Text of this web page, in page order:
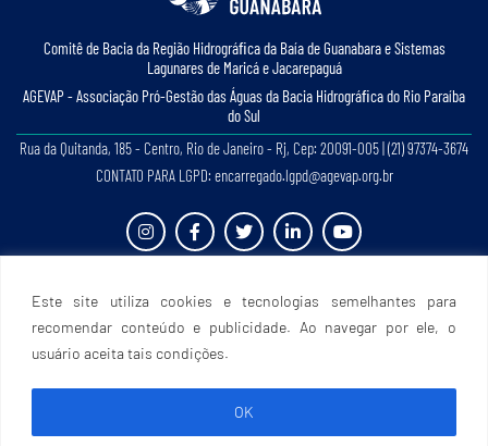
Este site utiliza cookies e tecnologias semelhantes para
recomendar conteúdo e publicidade. Ao navegar por ele, o
usuário aceita tais condições.
OK
Comitê de Bacia da Região Hidrográﬁca da Baía de Guanabara e Sistemas
Lagunares de Maricá e Jacarepaguá
AGEVAP - Associação Pró-Gestão das Águas da Bacia Hidrográﬁca do Rio Paraíba
do Sul
Rua da Quitanda, 185 - Centro, Rio de Janeiro - Rj, Cep: 20091-005 | (21) 97374-3674
CONTATO PARA LGPD: encarregado.lgpd@agevap.org.br